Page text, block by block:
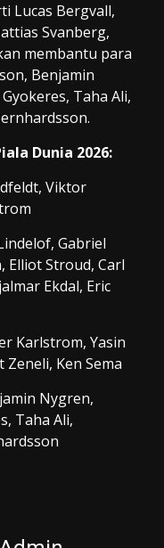
Lucas Bergvall,
Svanberg,
membantu para
Benjamin
Taha Ali,
Dunia 2026:
Viktor
Gabriel
Elliot Stroud, Carl
Ekdal, Eric
Karlstrom, Yasin
Ken Sema
Nygren,
Taha Ali,